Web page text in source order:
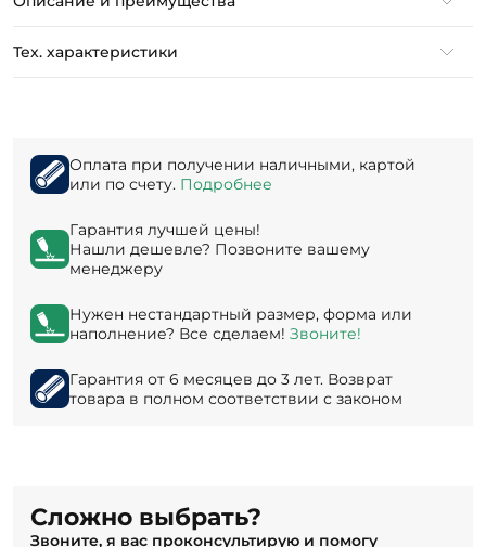
Тех. характеристики
Оплата при получении наличными, картой
или по счету. Подробнее
Гарантия лучшей цены!
Нашли дешевле? Позвоните вашему
менеджеру
Нужен нестандартный размер, форма или
наполнение? Все сделаем! Звоните!
Гарантия от 6 месяцев до 3 лет. Возврат
товара в полном соответствии с законом
Сложно выбрать?
Звоните, я вас проконсультирую и помогу